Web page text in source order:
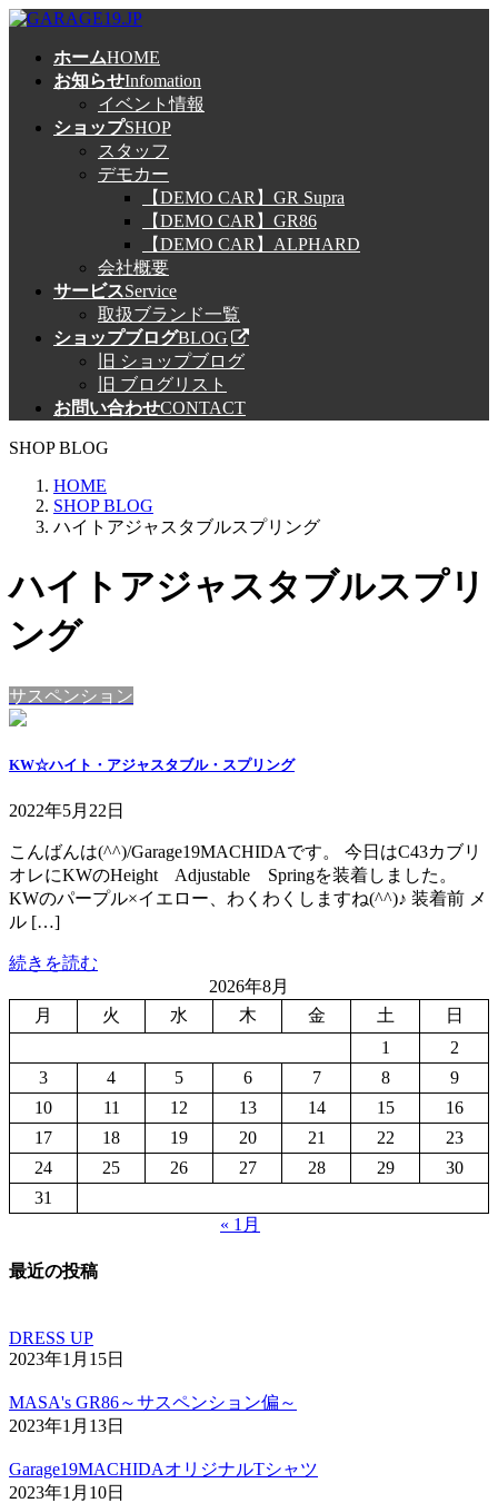
コ
ナ
ホームHOME
お知らせInfomation
イベント情報
ショップSHOP
スタッフ
デモカー
【DEMO CAR】GR Supra
【DEMO CAR】GR86
【DEMO CAR】ALPHARD
会社概要
サービスService
取扱ブランド一覧
ショップブログBLOG
旧 ショップブログ
旧 ブログリスト
お問い合わせCONTACT
SHOP BLOG
HOME
SHOP BLOG
ハイトアジャスタブルスプリング
ハイトアジャスタブルスプリ
ング
サスペンション
KW☆ハイト・アジャスタブル・スプリング
2022年5月22日
こんばんは(^^)/Garage19MACHIDAです。 今日はC43カブリ
オレにKWのHeight Adjustable Springを装着しました。
KWのパープル×イエロー、わくわくしますね(^^)♪ 装着前 メ
ル […]
続きを読む
2026年8月
月
火 水 木 金 土
日
1
2
3
4 5 6 7 8
9
10
11 12 13 14 15
16
17
18 19 20 21 22
23
24
25 26 27 28 29
30
31
« 1月
最近の投稿
DRESS UP
2023年1月15日
MASA's GR86～サスペンション偏～
2023年1月13日
Garage19MACHIDAオリジナルTシャツ
2023年1月10日